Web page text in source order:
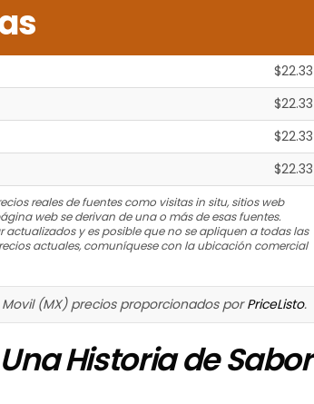
$22.33
$22.33
$22.33
$22.33
reales de fuentes como visitas in situ, sitios web
web se derivan de una o más de esas fuentes.
y es posible que no se apliquen a todas las
actuales, comuníquese con la ubicación comercial
(MX) precios proporcionados porPriceListo.
Historia de Sabor